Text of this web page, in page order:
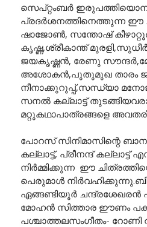
സെപ്റ്റംബർ
പ്രദർശനത്തിനെത്തുന്ന ഈ
ഷാജോൺ, സന്തോഷ്‌
കൃഷ്ണ,ശ്രീകാന്ത്
ജയകൃഷ്ണൻ, രേണു
അശോകൻ,പുതുമുഖ താരം
നീനാക്കുറുപ്പ്,സന്ധ്യാ
സനൽ കല്ലാട്ട്
മറ്റുകഥാപാത്രങ്ങളെ
പോറസ് സിനിമാസിന്റെ
കല്ലാട്ട്, പ്രീനന്ദ് കല്ലാട്ട്
നിർമ്മിക്കുന്ന ഈ
പെരുമാൾ
ഏങ്ങണ്ടിയൂർ ചന്ദ്രശേഖരൻ
മോഹൻ സിത്താര ഈണം
പശ്ചാത്തലസംഗീതം- റോണി